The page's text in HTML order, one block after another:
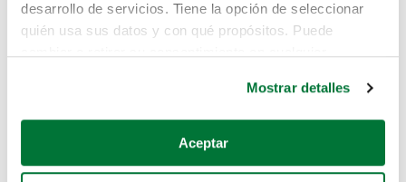
desarrollo de servicios. Tiene la opción de seleccionar
quién usa sus datos y con qué propósitos. Puede
Si lo permite, también quisiéramos:
Recopilar información sobre su ubicación geográfica
Mostrar detalles
Aceptar
Pero puedes encontrar el coche que estás
buscando en alguno de estos enlaces:
Coches de segunda mano
Coches de km0